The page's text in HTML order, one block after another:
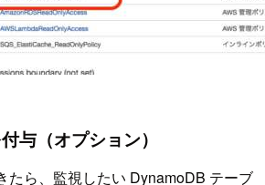
与（オプション）
たら、監視したい DynamoDB テーブ